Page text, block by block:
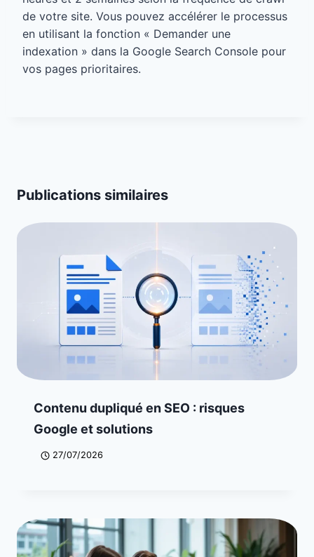
de votre site. Vous pouvez accélérer le processus
en utilisant la fonction « Demander une
indexation » dans la Google Search Console pour
vos pages prioritaires.
Publications similaires
Contenu dupliqué en SEO : risques
Google et solutions
27/07/2026